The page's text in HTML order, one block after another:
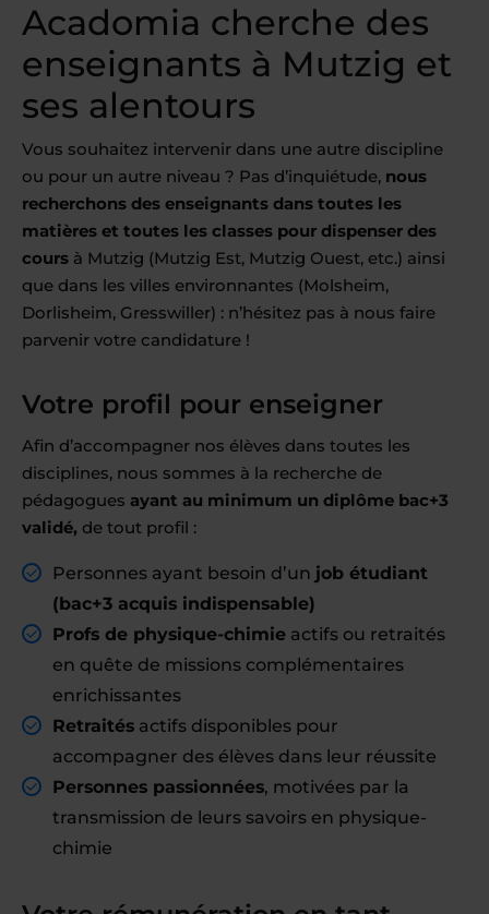
Acadomia cherche des
enseignants à Mutzig et
ses alentours
Vous souhaitez intervenir dans une autre discipline
ou pour un autre niveau ? Pas d’inquiétude, nous
recherchons des enseignants dans toutes les
matières et toutes les classes pour dispenser des
cours à Mutzig (Mutzig Est, Mutzig Ouest, etc.) ainsi
que dans les villes environnantes (Molsheim,
Dorlisheim, Gresswiller) : n’hésitez pas à nous faire
parvenir votre candidature !
Votre profil pour enseigner
Afin d’accompagner nos élèves dans toutes les
disciplines, nous sommes à la recherche de
pédagogues ayant au minimum un diplôme bac+3
validé, de tout profil :
Personnes ayant besoin d’un job étudiant
(bac+3 acquis indispensable)
Profs de physique-chimie actifs ou retraités
en quête de missions complémentaires
enrichissantes
Retraités actifs disponibles pour
accompagner des élèves dans leur réussite
Personnes passionnées, motivées par la
transmission de leurs savoirs en physique-
chimie